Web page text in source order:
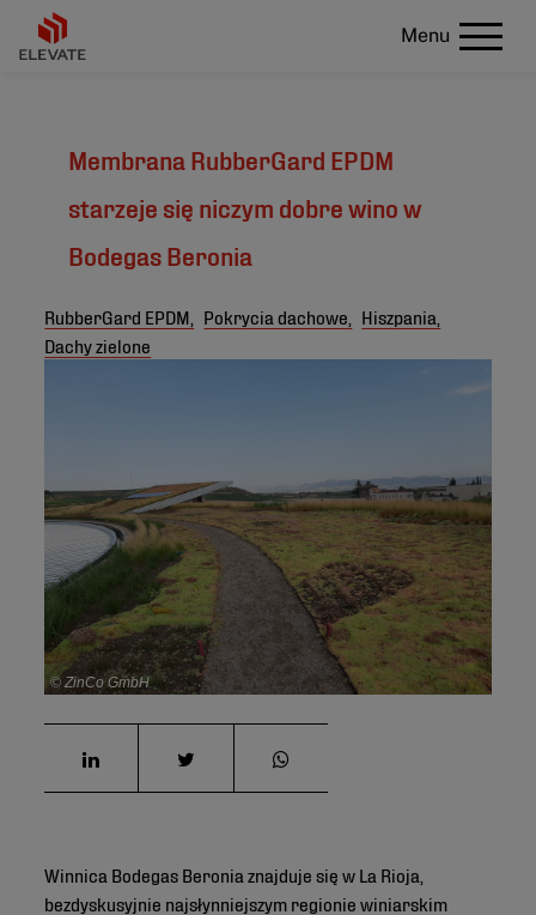
Menu
Membrana RubberGard EPDM
starzeje się niczym dobre wino w
Bodegas Beronia
RubberGard EPDM, Pokrycia dachowe,
Hiszpania,
Dachy zielone
© ZinCo GmbH
Winnica Bodegas Beronia znajduje się w La Rioja,
bezdyskusyjnie najsłynniejszym regionie winiarskim